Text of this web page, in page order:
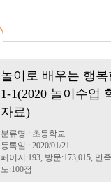
놀이로 배우는 행
1-1(2020 놀이수업
자료)
분류명 : 초등학교
등록일 : 2020/01/21
페이지:193, 방문:173,015, 만족
도:100점